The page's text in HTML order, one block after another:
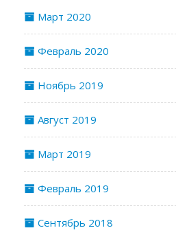
Март 2020
Февраль 2020
Ноябрь 2019
Август 2019
Март 2019
Февраль 2019
Сентябрь 2018